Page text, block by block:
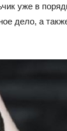
уже в
дело, а